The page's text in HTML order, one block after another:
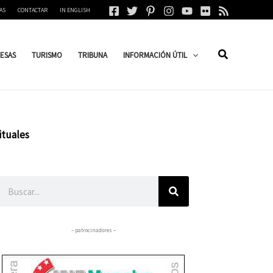
CONTACTAR IN ENGLISH
TURISMO TRIBUNA INFORMACIÓN ÚTIL
– patrocinadores –